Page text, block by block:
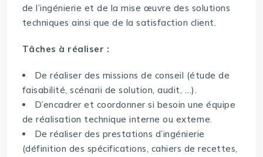
de l’ingénierie et de la mise œuvre des solutions
techniques ainsi que de la satisfaction client.
Tâches à réaliser :
De réaliser des missions de conseil (étude de
faisabilité, scénarii de solution, audit, …).
D’encadrer et coordonner si besoin une équipe
de réalisation technique interne ou externe.
De réaliser des prestations d’ingénierie
(définition des spécifications, cahiers de recettes,